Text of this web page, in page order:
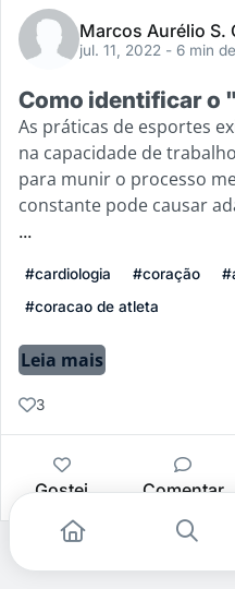
Marcos Aurélio S.
jul. 11, 2022 - 6 min
Como identificar o
As práticas de esportes
na capacidade de
para munir o processo
constante pode causar
...
#cardiologia #coração
#coracao de atleta
Leia mais
3
Gostei Comentar